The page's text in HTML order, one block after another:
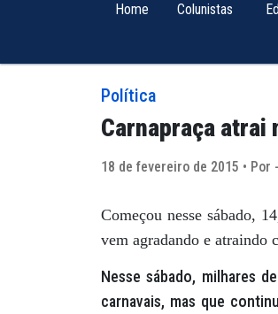
Home Colunistas
Política
Carnapraça atrai
18 de fevereiro de 2015 • Por -
Começou nesse sábado,
vem agradando e atraindo
Nesse sábado, milhares
carnavais, mas que